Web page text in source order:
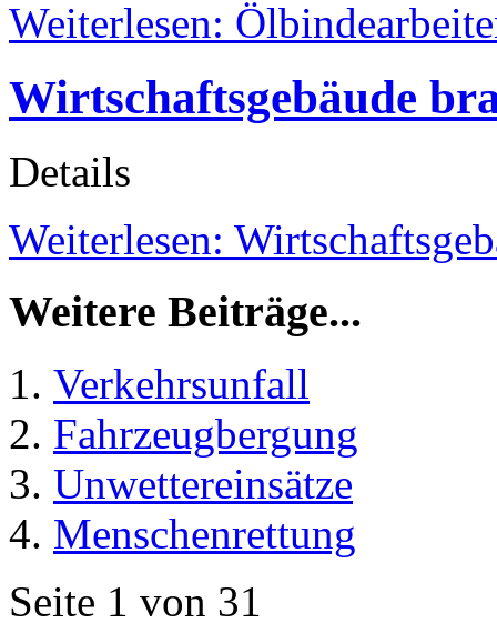
Weiterlesen:
Wirtschaftsgebäude
Details
Weiterlesen:
Weitere Beiträge...
Verkehrsunfall
Fahrzeugbergung
Unwettereinsätze
Menschenrettung
Seite 1 von 31